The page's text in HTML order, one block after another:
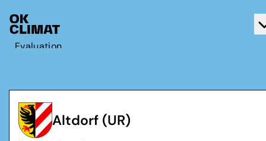
Evaluation
Contact
FrançaisAltdorf (UR)